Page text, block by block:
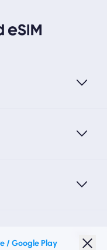
/ Google Play